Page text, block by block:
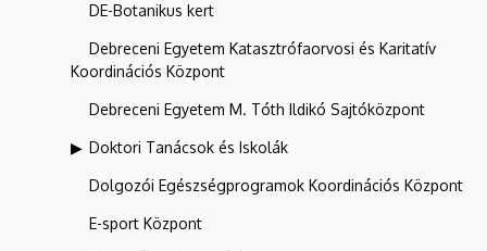
DE-Botanikus kert
Debreceni Egyetem Katasztrófaorvosi és Karitatív
Koordinációs Központ
Debreceni Egyetem M. Tóth Ildikó Sajtóközpont
Doktori Tanácsok és Iskolák
Dolgozói Egészségprogramok Koordinációs Központ
E-sport Központ